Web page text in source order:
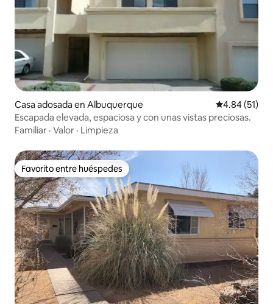
Casa adosada en Albuquerque Calificación
4.84 (51)
Escapada elevada, espaciosa y con unas vistas preciosas.
Familiar · Valor · Limpieza
Favorito entre huéspedes
Favorito entre huéspedes